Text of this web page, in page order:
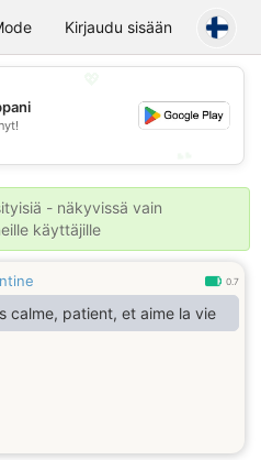
DatingKirjaudu sisään
- näkyvissä vain
käyttäjille
0.7
calme, patient, et aime la vie